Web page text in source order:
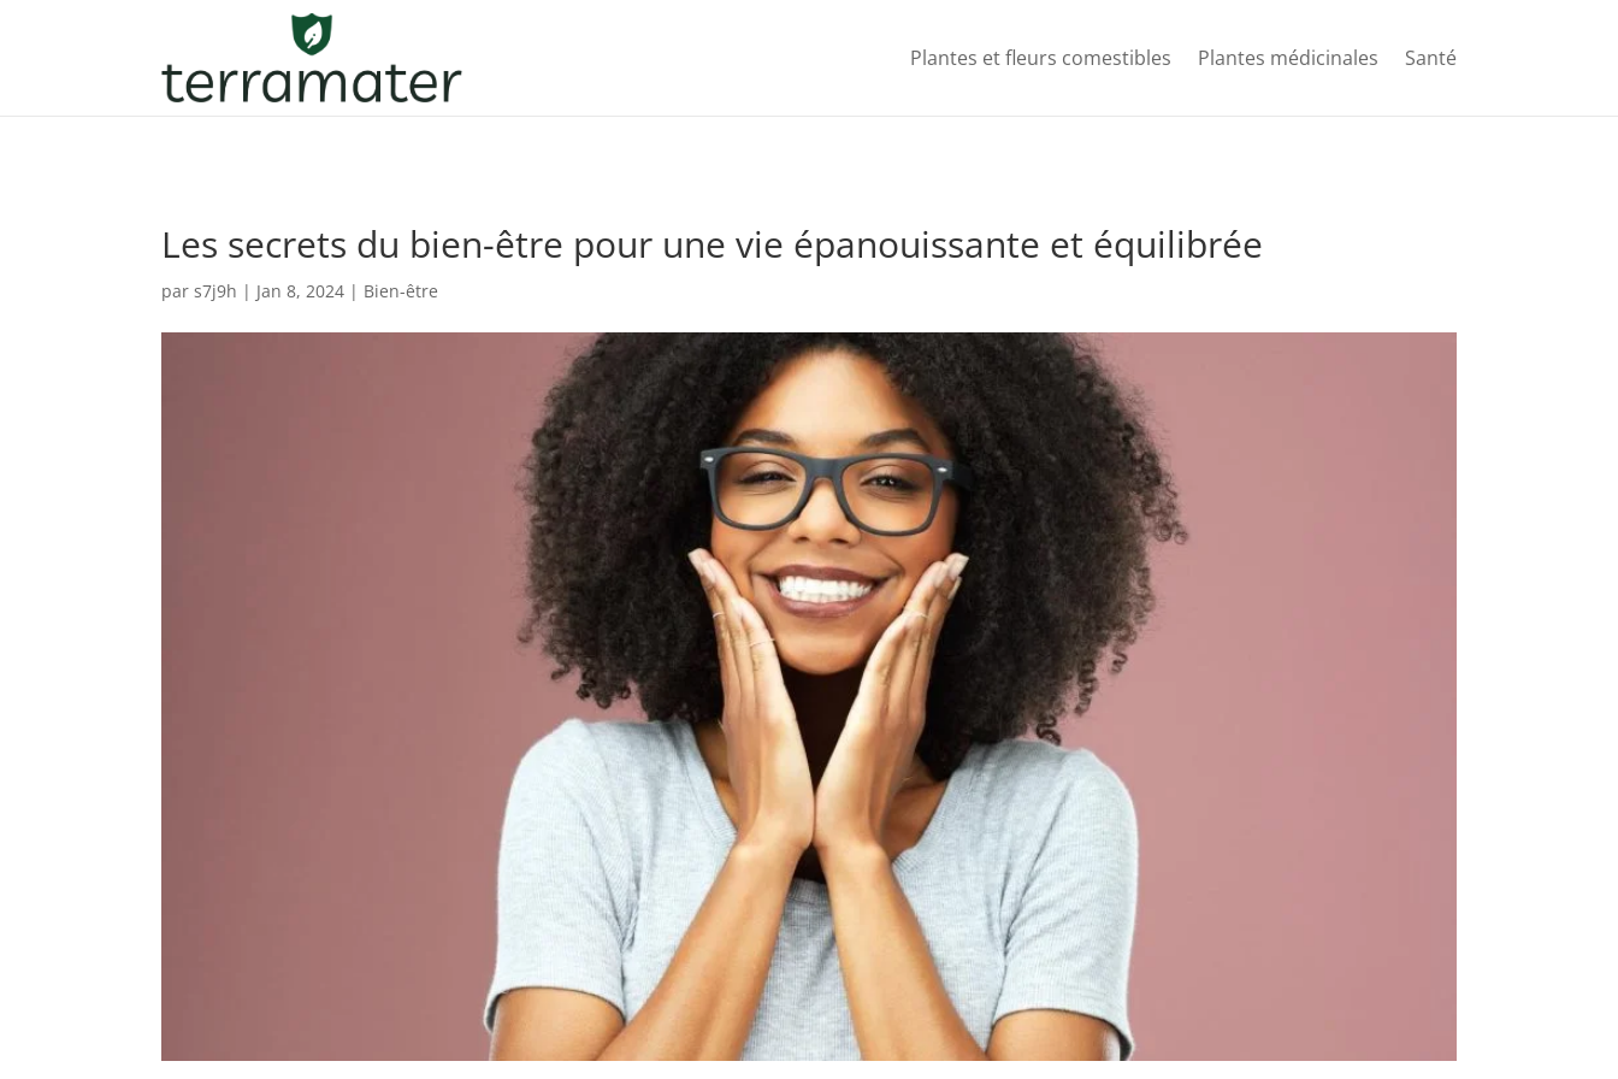
Plantes et fleurs comestibles Plantes médicinales Santé
Les secrets du bien-être pour une vie épanouissante et équilibrée
pars7j9h | Jan 8, 2024 | Bien-être